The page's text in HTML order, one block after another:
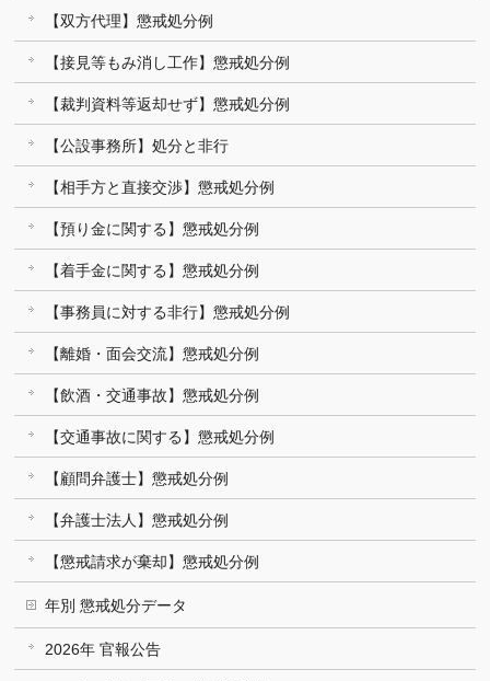
【双方代理】懲戒処分例
【接見等もみ消し工作】懲戒処分例
【裁判資料等返却せず】懲戒処分例
【公設事務所】処分と非行
【相手方と直接交渉】懲戒処分例
【預り金に関する】懲戒処分例
【着手金に関する】懲戒処分例
【事務員に対する非行】懲戒処分例
【離婚・面会交流】懲戒処分例
【飲酒・交通事故】懲戒処分例
【交通事故に関する】懲戒処分例
【顧問弁護士】懲戒処分例
【弁護士法人】懲戒処分例
【懲戒請求が棄却】懲戒処分例
年別 懲戒処分データ
2026年 官報公告